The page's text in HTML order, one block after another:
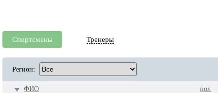
Спортсмены Тренеры
Регион:
ФИО пол